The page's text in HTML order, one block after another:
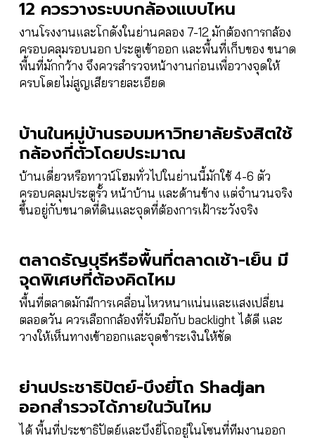
12 ควรวางระบบกล้องแบบไหน
งานโรงงานและโกดังในย่านคลอง 7-12 มักต้องการกล้อง
ครอบคลุมรอบนอก ประตูเข้าออก และพื้นที่เก็บของ ขนาด
พื้นที่มักกว้าง จึงควรสำรวจหน้างานก่อนเพื่อวางจุดให้
ครบโดยไม่สูญเสียรายละเอียด
บ้านในหมู่บ้านรอบมหาวิทยาลัยรังสิตใช้
กล้องกี่ตัวโดยประมาณ
บ้านเดี่ยวหรือทาวน์โฮมทั่วไปในย่านนี้มักใช้ 4-6 ตัว
ครอบคลุมประตูรั้ว หน้าบ้าน และด้านข้าง แต่จำนวนจริง
ขึ้นอยู่กับขนาดที่ดินและจุดที่ต้องการเฝ้าระวังจริง
ตลาดธัญบุรีหรือพื้นที่ตลาดเช้า-เย็น มี
จุดพิเศษที่ต้องคิดไหม
พื้นที่ตลาดมักมีการเคลื่อนไหวหนาแน่นและแสงเปลี่ยน
ตลอดวัน ควรเลือกกล้องที่รับมือกับ backlight ได้ดี และ
วางให้เห็นทางเข้าออกและจุดชำระเงินให้ชัด
ย่านประชาธิปัตย์-บึงยี่โถ Shadjan
ออกสำรวจได้ภายในวันไหม
ได้ พื้นที่ประชาธิปัตย์และบึงยี่โถอยู่ในโซนที่ทีมงานออก